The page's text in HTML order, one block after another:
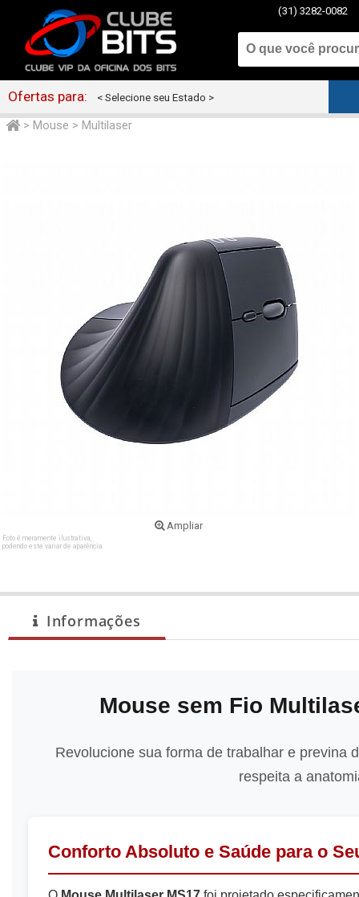
(31) 3282-0082
Ofertas para: < Selecione seu Estado >
> Mouse > Multilaser
Ampliar
Foto é meramente ilustrativa,
podendo este variar de aparência.
Informações
Mouse sem Fio
Revolucione sua forma de trabalhar e previna
respeita a
Conforto Absoluto e Saúde para o